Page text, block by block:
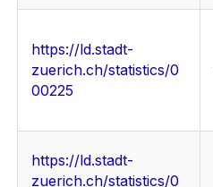
https://ld.stadt-
zuerich.ch/statistics/0
00225
https://ld.stadt-
zuerich.ch/statistics/0